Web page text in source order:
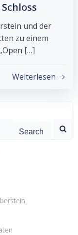
und der
zu einem
[…]
Weiterlesen